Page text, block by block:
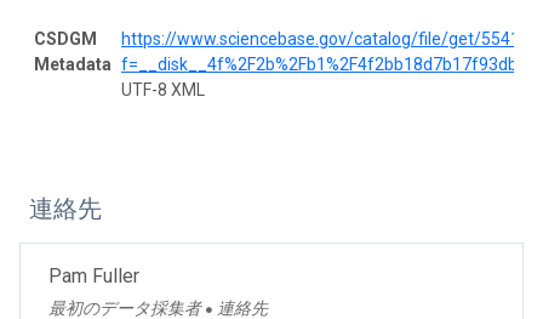
CSDGM
Metadata
https://www.sciencebase.gov/catalog/file/get/
UTF-8 XML
連絡先
Pam Fuller
最初のデータ採集者 ● 連絡先